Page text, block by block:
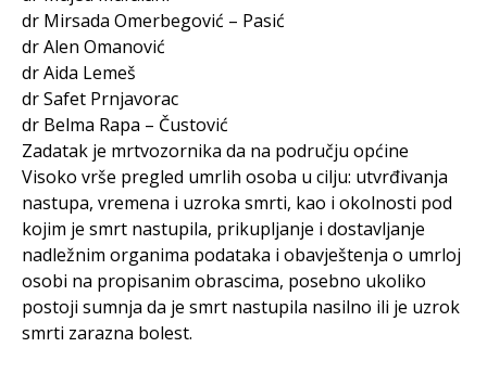
dr Mirsada Omerbegović – Pasić
dr Alen Omanović
dr Aida Lemeš
dr Safet Prnjavorac
dr Belma Rapa – Čustović
Zadatak je mrtvozornika da na području općine
Visoko vrše pregled umrlih osoba u cilju: utvrđivanja
nastupa, vremena i uzroka smrti, kao i okolnosti pod
kojim je smrt nastupila, prikupljanje i dostavljanje
nadležnim organima podataka i obavještenja o umrloj
osobi na propisanim obrascima, posebno ukoliko
postoji sumnja da je smrt nastupila nasilno ili je uzrok
smrti zarazna bolest.